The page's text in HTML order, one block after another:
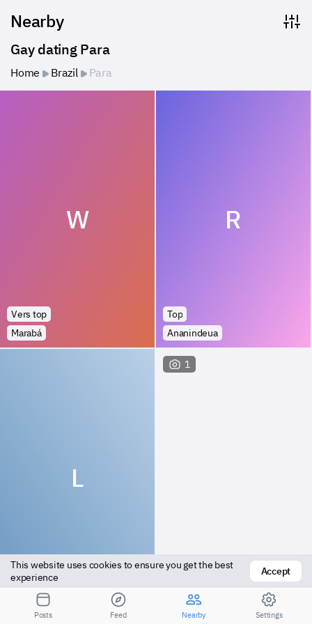
Nearby
Gay dating Para
Home Brazil Para
W
Vers top
Marabá
R
Top
Ananindeua
L
Top
Altamira
1
Bottom
Santana do Matos
This website uses cookies to ensure you get the best
experience
Accept
Posts Feed Nearby Settings